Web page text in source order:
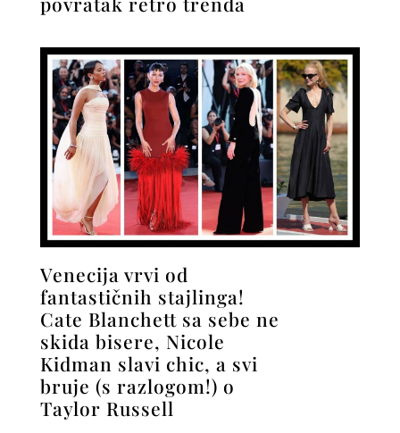
Venecija vrvi od
fantastičnih stajlinga!
Cate Blanchett sa sebe ne
skida bisere, Nicole
Kidman slavi chic, a svi
bruje (s razlogom!) o
Taylor Russell